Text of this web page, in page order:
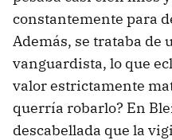
constantemente para
Además, se trataba de
vanguardista, lo que
valor estrictamente
querría robarlo? En
descabellada que la